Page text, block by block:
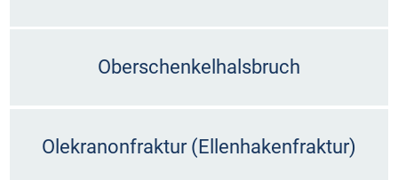
Oberschenkelhalsbruch
Olekranonfraktur (Ellenhakenfraktur)